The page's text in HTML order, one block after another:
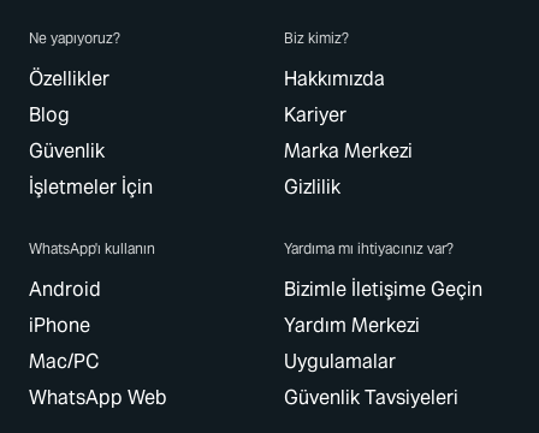
Ne yapıyoruz?
Özellikler
Blog
Güvenlik
İşletmeler İçin
Biz kimiz?
Hakkımızda
Kariyer
Marka Merkezi
Gizlilik
WhatsApp'ı kullanın
Android
iPhone
Mac/PC
WhatsApp Web
Yardıma mı ihtiyacınız var?
Bizimle İletişime Geçin
Yardım Merkezi
Uygulamalar
Güvenlik Tavsiyeleri